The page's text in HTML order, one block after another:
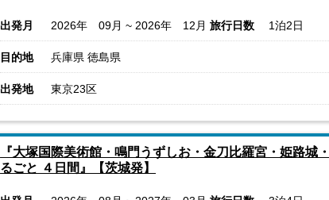
出発月 2026年 09月 ~ 2026年 12月 旅行日数 1泊2日
目的地 兵庫県 徳島県
出発地 東京23区
『大塚国際美術館・鳴門うずしお・金刀比羅宮・姫路城
るごと ４日間』【茨城発】